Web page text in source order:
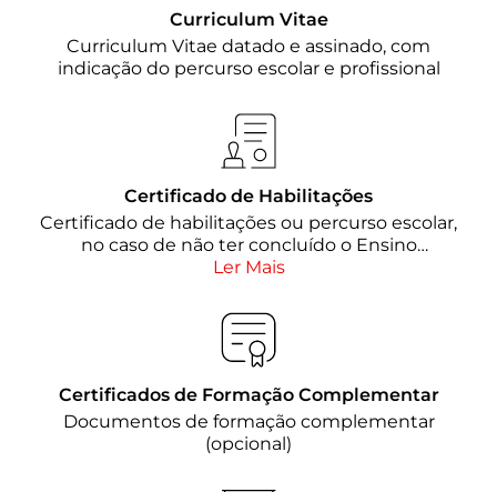
Curriculum Vitae
Curriculum Vitae datado e assinado, com
indicação do percurso escolar e profissional
Certificado de Habilitações
Certificado de habilitações ou percurso escolar,
no caso de não ter concluído o Ensino
Secundário
Ler Mais
Certificados de Formação Complementar
Documentos de formação complementar
(opcional)